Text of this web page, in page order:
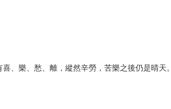
樂、愁、離，縱然辛勞，苦樂之後仍是晴天。